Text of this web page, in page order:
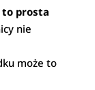
to prosta
nie
może to